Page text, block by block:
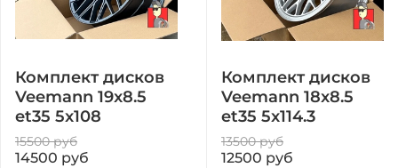
Комплект дисков
Veemann 19x8.5
et35 5x108
15500 руб
14500 руб
Комплект дисков
Veemann 18x8.5
et35 5x114.3
13500 руб
12500 руб